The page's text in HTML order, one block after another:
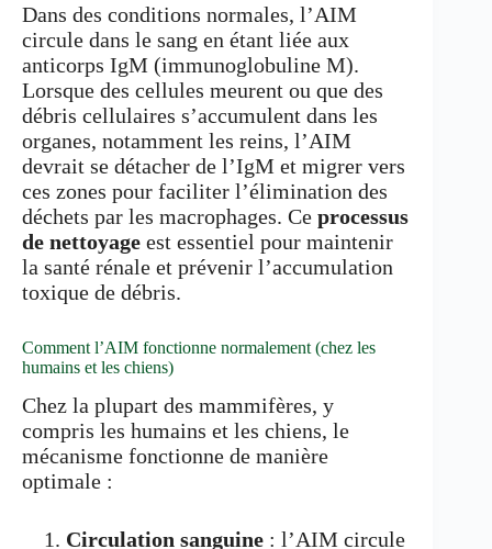
Dans des conditions normales, l’AIM
circule dans le sang en étant liée aux
anticorps IgM (immunoglobuline M).
Lorsque des cellules meurent ou que des
débris cellulaires s’accumulent dans les
organes, notamment les reins, l’AIM
devrait se détacher de l’IgM et migrer vers
ces zones pour faciliter l’élimination des
déchets par les macrophages. Ce processus
de nettoyage est essentiel pour maintenir
la santé rénale et prévenir l’accumulation
toxique de débris.
Comment l’AIM fonctionne normalement (chez les
humains et les chiens)
Chez la plupart des mammifères, y
compris les humains et les chiens, le
mécanisme fonctionne de manière
optimale :
Circulation sanguine : l’AIM circule